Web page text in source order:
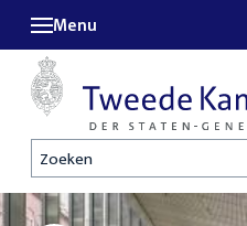
Zoeken
Menu